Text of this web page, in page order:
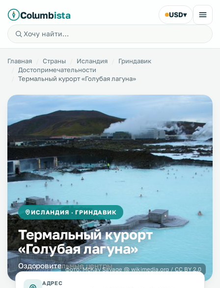
Columbista USD▾
Главная Страны Исландия
Гриндавик
Достопримечательности
Термальный курорт «Голубая лагуна»
ИСЛАНДИЯ · ГРИНДАВИК
Термальный курорт
«Голубая лагуна»
Оздоровительные центры
фото:McKay Savage @ wikimedia.org / CC BY 2.0
АДРЕС